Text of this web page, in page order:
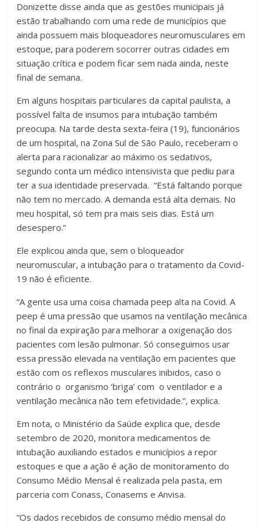
Donizette disse ainda que as gestões municipais já
estão trabalhando com uma rede de municípios que
ainda possuem mais bloqueadores neuromusculares em
estoque, para poderem socorrer outras cidades em
situação crítica e podem ficar sem nada ainda, neste
final de semana.
Em alguns hospitais particulares da capital paulista, a
possível falta de insumos para intubação também
preocupa. Na tarde desta sexta-feira (19), funcionários
de um hospital, na Zona Sul de São Paulo, receberam o
alerta para racionalizar ao máximo os sedativos,
segundo conta um médico intensivista que pediu para
ter a sua identidade preservada. “Está faltando porque
não tem no mercado. A demanda está alta demais. No
meu hospital, só tem pra mais seis dias. Está um
desespero.”
Ele explicou ainda que, sem o bloqueador
neuromuscular, a intubação para o tratamento da Covid-
19 não é eficiente.
“A gente usa uma coisa chamada peep alta na Covid. A
peep é uma pressão que usamos na ventilação mecânica
no final da expiração para melhorar a oxigenação dos
pacientes com lesão pulmonar. Só conseguimos usar
essa pressão elevada na ventilação em pacientes que
estão com os reflexos musculares inibidos, caso o
contrário o organismo ‘briga’ com o ventilador e a
ventilação mecânica não tem efetividade.”, explica.
Em nota, o Ministério da Saúde explica que, desde
setembro de 2020, monitora medicamentos de
intubação auxiliando estados e municípios a repor
estoques e que a ação é ação de monitoramento do
Consumo Médio Mensal é realizada pela pasta, em
parceria com Conass, Conasems e Anvisa.
“Os dados recebidos de consumo médio mensal do